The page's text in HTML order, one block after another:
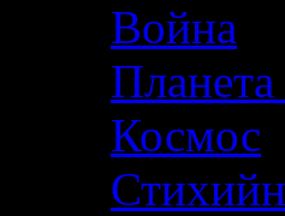
Война
Космос